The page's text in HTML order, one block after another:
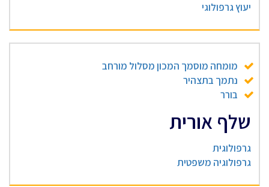
יעוץ גרפולוגי
מומחה מוסמך המכון מסלול מורחב
נתמך בתצהיר
בורר
שלף אורית
גרפולוגית
גרפולוגיה משפטית